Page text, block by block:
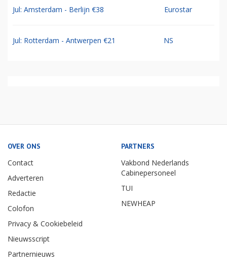
Jul: Amsterdam - Berlijn €38 Eurostar
Jul: Rotterdam - Antwerpen €21 NS
OVER ONS
Contact
Adverteren
Redactie
Colofon
Privacy & Cookiebeleid
Nieuwsscript
Partnernieuws
PARTNERS
Vakbond Nederlands
Cabinepersoneel
TUI
NEWHEAP